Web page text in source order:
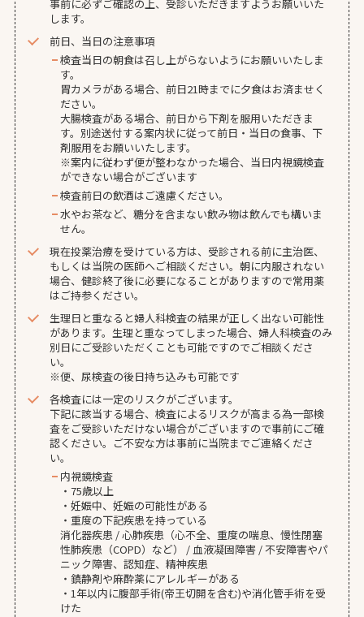
事前に必ずご確認の上、受診いただきますようお願いいた
します。
前日、当日の注意事項
検査当日の朝食は召し上がらないようにお願いいたしま
す。
胃カメラがある場合、前日21時までに夕食はお済ませく
ださい。
大腸検査がある場合、前日から下剤を服用いただきま
す。別途送付する案内状に従って前日・当日の食事、下
剤服用をお願いいたします。
※案内に従わず便が整わなかった場合、当日内視鏡検査
ができない場合がございます
検査前日の飲酒はご遠慮ください。
水やお茶など、糖分を含まない飲み物は飲んでも構いま
せん。
現在投薬治療を受けている方は、受診される前に主治医、
もしくは当院の医師へご相談ください。朝に内服されない
場合、健診終了後に必要になることがありますので常用薬
はご持参ください。
生理日と重なると婦人科検査の結果が正しく出ない可能性
があります。生理と重なってしまった場合、婦人科検査のみ
別日にご受診いただくことも可能ですのでご相談くださ
い。
※便、尿検査の後日持ち込みも可能です
各検査には一定のリスクがございます。
下記に該当する場合、検査によるリスクが高まる為一部検
査をご受診いただけない場合がございますので事前にご確
認ください。ご不安な方は事前に当院までご連絡くださ
い。
内視鏡検査
・75歳以上
・妊娠中、妊娠の可能性がある
・重度の下記疾患を持っている
消化器疾患 / 心肺疾患（心不全、重度の喘息、慢性閉塞
性肺疾患（COPD）など） / 血液凝固障害 / 不安障害やパ
ニック障害、認知症、精神疾患
・鎮静剤や麻酔薬にアレルギーがある
・1年以内に腹部手術(帝王切開を含む)や消化管手術を受
けた